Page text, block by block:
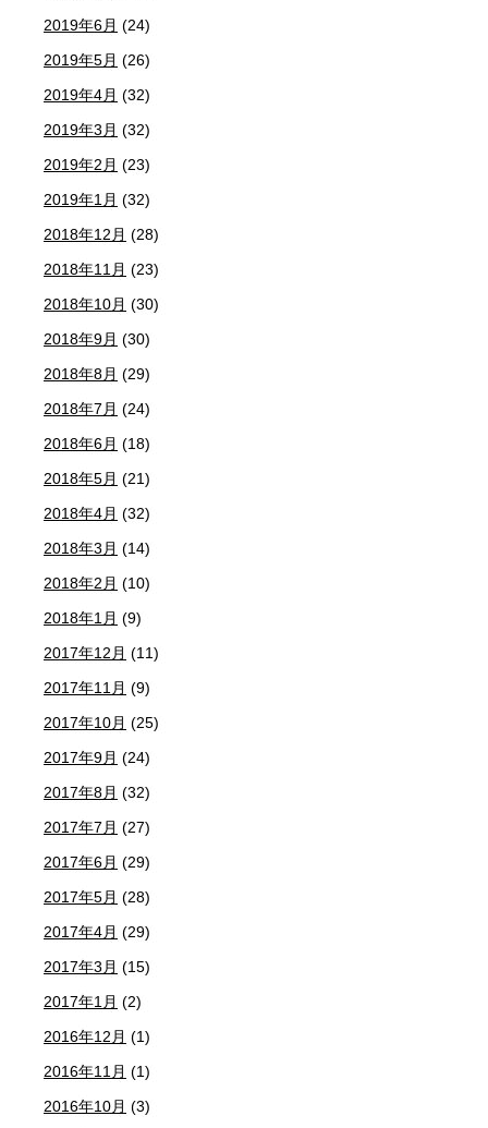
2019年6月 (24)
2019年5月 (26)
2019年4月 (32)
2019年3月 (32)
2019年2月 (23)
2019年1月 (32)
2018年12月 (28)
2018年11月 (23)
2018年10月 (30)
2018年9月 (30)
2018年8月 (29)
2018年7月 (24)
2018年6月 (18)
2018年5月 (21)
2018年4月 (32)
2018年3月 (14)
2018年2月 (10)
2018年1月 (9)
2017年12月 (11)
2017年11月 (9)
2017年10月 (25)
2017年9月 (24)
2017年8月 (32)
2017年7月 (27)
2017年6月 (29)
2017年5月 (28)
2017年4月 (29)
2017年3月 (15)
2017年1月 (2)
2016年12月 (1)
2016年11月 (1)
2016年10月 (3)